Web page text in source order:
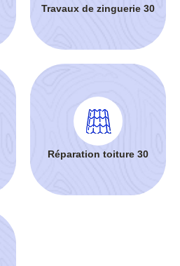
Travaux de zinguerie 30
Réparation toiture 30